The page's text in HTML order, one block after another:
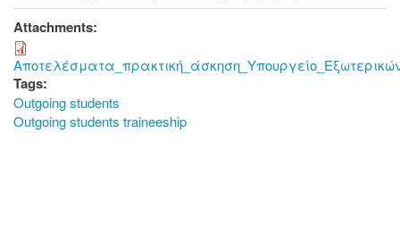
Attachments:
Tags:
Outgoing students
Outgoing students traineeship